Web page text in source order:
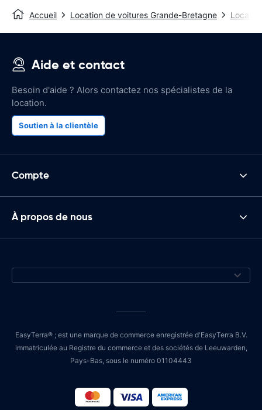
Accueil Location de voitures Grande-Bretagne
Aide et contact
Besoin d'aide ? Alors contactez nos spécialistes de la
location.
Soutien à la clientèle
Compte
À propos de nous
EasyTerra® ; est une marque de commerce enregistrée d'EasyTerra B.V.
immatriculée au Registre du commerce et des sociétés de Leeuwarden,
Pays-Bas, sous le numéro 01104443